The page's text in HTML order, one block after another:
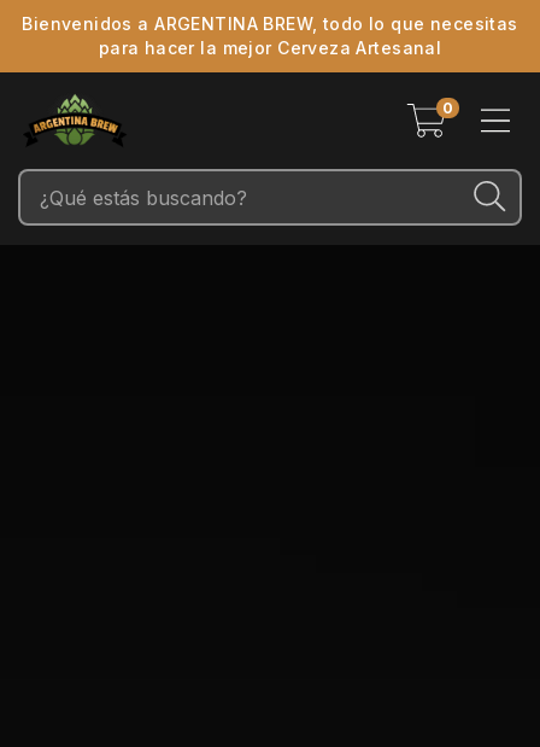
Bienvenidos a ARGENTINA BREW, todo lo que necesitas
para hacer la mejor Cerveza Artesanal
0